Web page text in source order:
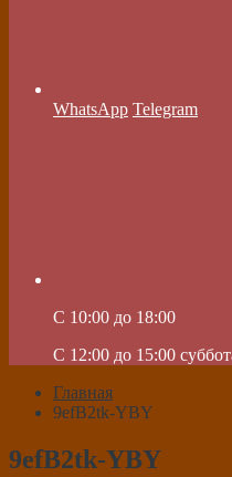
WhatsApp Telegram
C 10:00 до 18:00
C 12:00 до 15:00
Главная
9efB2tk-YBY
9efB2tk-YBY